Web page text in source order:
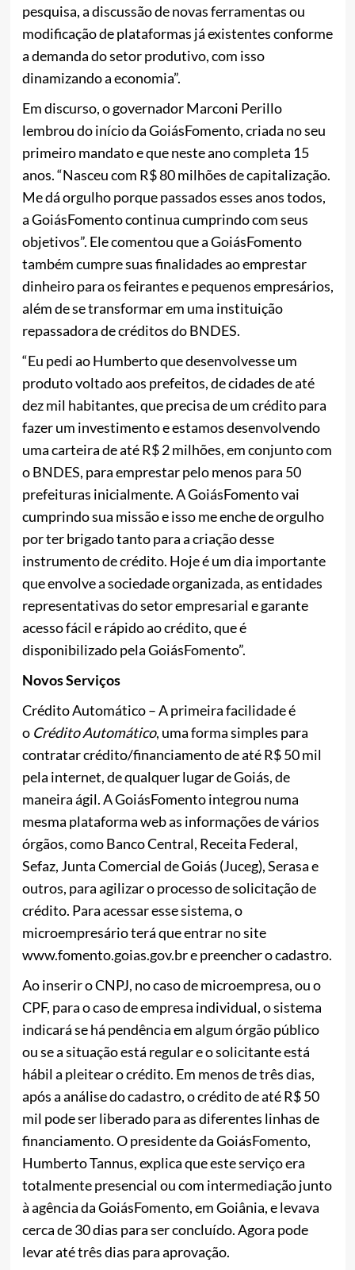
pesquisa, a discussão de novas ferramentas ou
modificação de plataformas já existentes conforme
a demanda do setor produtivo, com isso
dinamizando a economia”.
Em discurso, o governador Marconi Perillo
lembrou do início da GoiásFomento, criada no seu
primeiro mandato e que neste ano completa 15
anos. “Nasceu com R$ 80 milhões de capitalização.
Me dá orgulho porque passados esses anos todos,
a GoiásFomento continua cumprindo com seus
objetivos”. Ele comentou que a GoiásFomento
também cumpre suas finalidades ao emprestar
dinheiro para os feirantes e pequenos empresários,
além de se transformar em uma instituição
repassadora de créditos do BNDES.
“Eu pedi ao Humberto que desenvolvesse um
produto voltado aos prefeitos, de cidades de até
dez mil habitantes, que precisa de um crédito para
fazer um investimento e estamos desenvolvendo
uma carteira de até R$ 2 milhões, em conjunto com
o BNDES, para emprestar pelo menos para 50
prefeituras inicialmente. A GoiásFomento vai
cumprindo sua missão e isso me enche de orgulho
por ter brigado tanto para a criação desse
instrumento de crédito. Hoje é um dia importante
que envolve a sociedade organizada, as entidades
representativas do setor empresarial e garante
acesso fácil e rápido ao crédito, que é
disponibilizado pela GoiásFomento”.
Novos Serviços
Crédito Automático – A primeira facilidade é
o Crédito Automático, uma forma simples para
contratar crédito/financiamento de até R$ 50 mil
pela internet, de qualquer lugar de Goiás, de
maneira ágil. A GoiásFomento integrou numa
mesma plataforma web as informações de vários
órgãos, como Banco Central, Receita Federal,
Sefaz, Junta Comercial de Goiás (Juceg), Serasa e
outros, para agilizar o processo de solicitação de
crédito. Para acessar esse sistema, o
microempresário terá que entrar no site
www.fomento.goias.gov.br e preencher o cadastro.
Ao inserir o CNPJ, no caso de microempresa, ou o
CPF, para o caso de empresa individual, o sistema
indicará se há pendência em algum órgão público
ou se a situação está regular e o solicitante está
hábil a pleitear o crédito. Em menos de três dias,
após a análise do cadastro, o crédito de até R$ 50
mil pode ser liberado para as diferentes linhas de
financiamento. O presidente da GoiásFomento,
Humberto Tannus, explica que este serviço era
totalmente presencial ou com intermediação junto
à agência da GoiásFomento, em Goiânia, e levava
cerca de 30 dias para ser concluído. Agora pode
levar até três dias para aprovação.